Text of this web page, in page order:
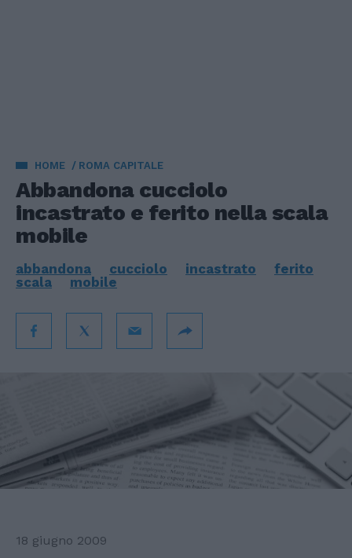
HOME ROMA CAPITALE
Abbandona cucciolo
incastrato e ferito nella scala
mobile
abbandona cucciolo incastrato
ferito
scala
mobile
18 giugno 2009